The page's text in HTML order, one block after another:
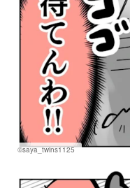
©saya_twins1125